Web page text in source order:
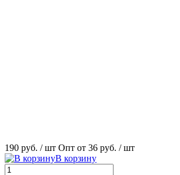
190 руб. / шт Опт от 36 руб. / шт
В корзину